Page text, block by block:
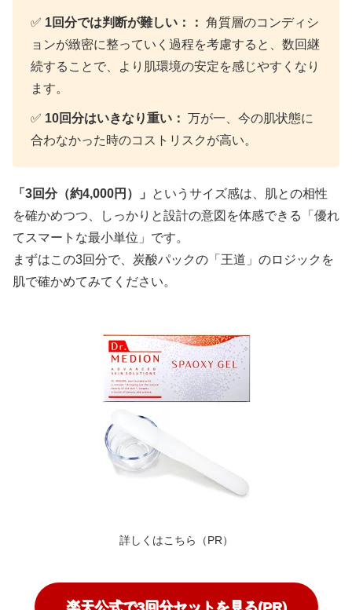
✅ 1回分では判断が難しい：： 角質層のコンディシ
ョンが緻密に整っていく過程を考慮すると、数回継
続することで、より肌環境の安定を感じやすくなり
ます。
✅ 10回分はいきなり重い： 万が一、今の肌状態に
合わなかった時のコストリスクが高い。
「3回分（約4,000円）」 というサイズ感は、肌との相性
を確かめつつ、しっかりと設計の意図を体感できる「優れ
てスマートな最小単位」です。
まずはこの3回分で、炭酸パックの「王道」のロジックを
肌で確かめてみてください。
詳しくはこちら（PR）